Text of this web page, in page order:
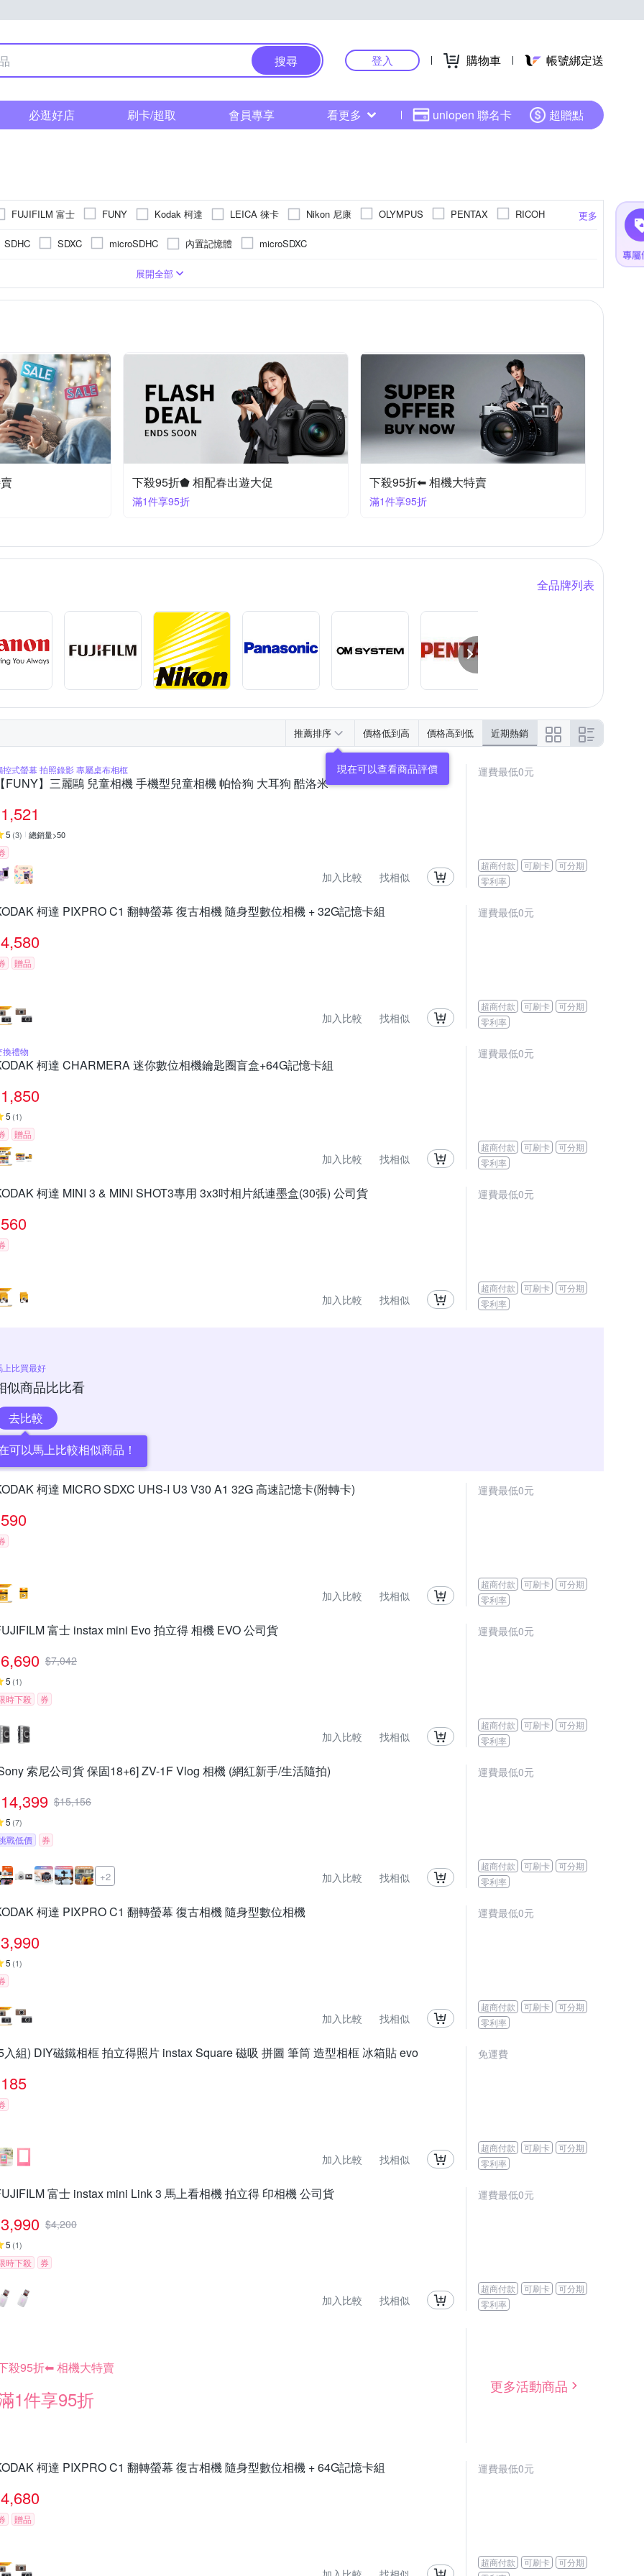
搜尋 登入 購物車 帳號綁定送
必逛好店 刷卡/超取 會員專享 看更多 uniopen 聯名卡 超贈點
更多
FUJIFILM 富士 FUNY Kodak 柯達 LEICA 徠卡 Nikon 尼康 OLYMPUS PENTAX
RICOH
尼
YOMIX 優迷 其他品牌
SDHC SDXC microSDHC 內置記憶體
microSDXC
無
1200萬~1600萬像素
可觸控式螢幕
即可拍 單眼
CMOS
8~20倍變焦鏡頭
展開全部
下殺95折⬟ 相配春出遊大促
滿1件享95折
下殺95折⬅︎ 相機大特賣
滿1件享95折
全品牌列表
推薦排序 價格低到高 價格高到低 近期熱銷
現在可以查看商品評價
控式螢幕 拍照錄影 專屬桌布相框
FUNY】三麗鷗 兒童相機 手機型兒童相機 帕恰狗 大耳狗 酷洛米
1,521
5 (3) 總銷量>50
加入比較 找相似
運費最低0元
超商付款 可刷卡
可分期
零利率
柯達 PIXPRO C1 翻轉螢幕 復古相機 隨身型數位相機 + 32G記憶卡組
4,580
贈品
加入比較 找相似
運費最低0元
超商付款 可刷卡
可分期
零利率
換禮物
柯達 CHARMERA 迷你數位相機鑰匙圈盲盒+64G記憶卡組
1,850
5 (1)
贈品
加入比較 找相似
運費最低0元
超商付款 可刷卡
可分期
零利率
柯達 MINI 3 & MINI SHOT3專用 3x3吋相片紙連墨盒(30張) 公司貨
560
加入比較 找相似
運費最低0元
超商付款 可刷卡
可分期
零利率
上比買最好
似商品比比看
去比較
可以馬上比較相似商品！
柯達 MICRO SDXC UHS-I U3 V30 A1 32G 高速記憶卡(附轉卡)
590
加入比較 找相似
運費最低0元
超商付款 可刷卡
可分期
零利率
富士 instax mini Evo 拍立得 相機 EVO 公司貨
6,690 $7,042
5 (1)
時下殺 券
加入比較 找相似
運費最低0元
超商付款 可刷卡
可分期
零利率
索尼公司貨 保固18+6] ZV-1F Vlog 相機 (網紅新手/生活隨拍)
14,399 $15,156
5 (7)
戰低價 券
+2 加入比較 找相似
運費最低0元
超商付款 可刷卡
可分期
零利率
柯達 PIXPRO C1 翻轉螢幕 復古相機 隨身型數位相機
3,990
5 (1)
加入比較 找相似
運費最低0元
超商付款 可刷卡
可分期
零利率
入組) DIY磁鐵相框 拍立得照片 instax Square 磁吸 拼圖 筆筒 造型相框 冰箱貼 evo
185
加入比較 找相似
免運費
超商付款 可刷卡
可分期
零利率
富士 instax mini Link 3 馬上看相機 拍立得 印相機 公司貨
3,990 $4,200
5 (1)
時下殺 券
加入比較 找相似
運費最低0元
超商付款 可刷卡
可分期
零利率
殺95折⬅︎ 相機大特賣
1件享95折
更多活動商品
柯達 PIXPRO C1 翻轉螢幕 復古相機 隨身型數位相機 + 64G記憶卡組
4,680
贈品
運費最低0元
超商付款 可刷卡
可分期